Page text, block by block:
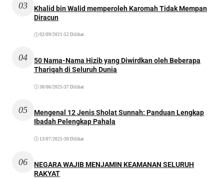
03
Khalid bin Walid memperoleh Karomah Tidak Mempan
Diracun
02/09/2021 •52 Dilihat
04
50 Nama-Nama Hizib yang Diwirdkan oleh Beberapa
Thariqah di Seluruh Dunia
30/06/2025 •37 Dilihat
05
Mengenal 12 Jenis Sholat Sunnah: Panduan Lengkap
Ibadah Pelengkap Pahala
13/07/2025 •30 Dilihat
06
NEGARA WAJIB MENJAMIN KEAMANAN SELURUH
RAKYAT